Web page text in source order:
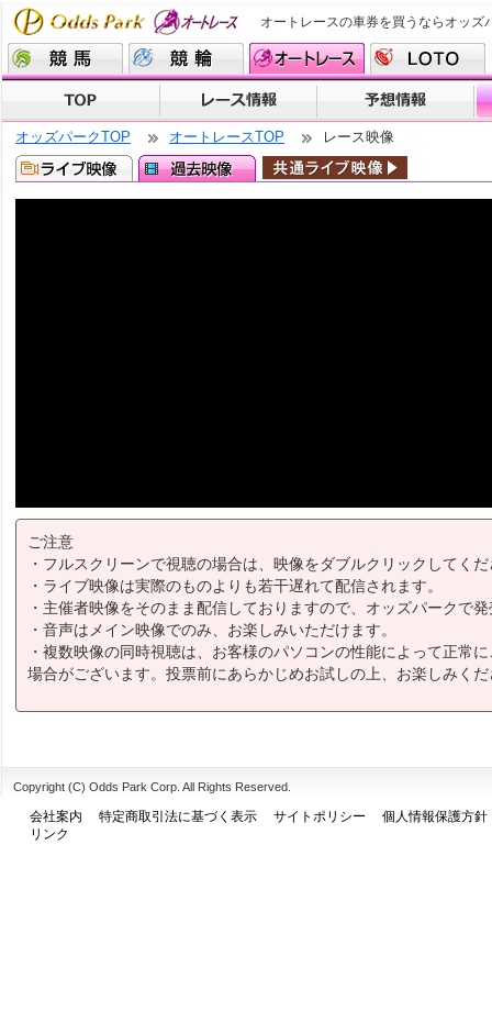
オートレースの車券を買うならオッズ
オッズパークTOP オートレースTOP レース映像
ご注意
・フルスクリーンで視聴の場合は、映像をダブルクリックしてく
・ライブ映像は実際のものよりも若干遅れて配信されます。
・主催者映像をそのまま配信しておりますので、オッズパークで
・音声はメイン映像でのみ、お楽しみいただけます。
・複数映像の同時視聴は、お客様のパソコンの性能によって正常
場合がございます。投票前にあらかじめお試しの上、お楽しみく
Copyright (C) Odds Park Corp. All Rights Reserved.
会社案内 特定商取引法に基づく表示 サイトポリシー
個人情報保護方針
リンク